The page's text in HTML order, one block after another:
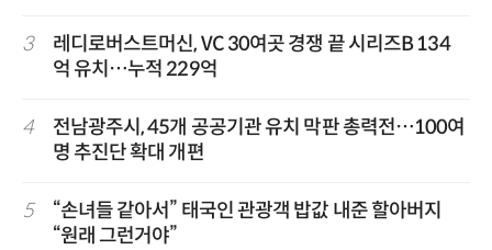
3
레디로버스트머신, VC 30여곳 경쟁 끝 시리즈B 134
억 유치…누적 229억
4
전남광주시, 45개 공공기관 유치 막판 총력전…100여
명 추진단 확대 개편
5
“손녀들 같아서” 태국인 관광객 밥값 내준 할아버지
“원래 그런거야”